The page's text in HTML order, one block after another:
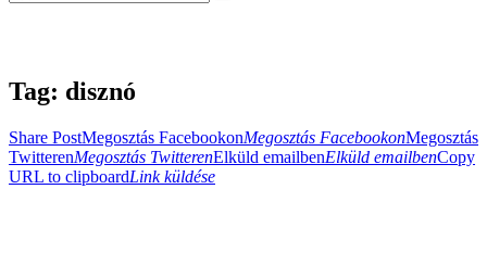
Tag: disznó
Share PostMegosztás FacebookonMegosztás FacebookonMegosztás
TwitterenMegosztás TwitterenElküld emailbenElküld emailbenCopy
URL to clipboardLink küldése